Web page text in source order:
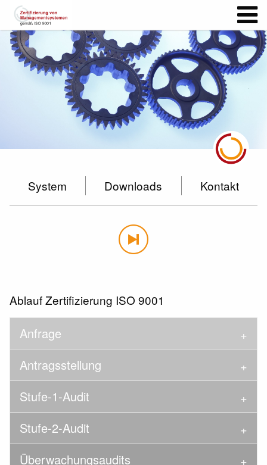
System Downloads Kontakt
Ablauf Zertifizierung ISO 9001
Anfrage
Antragsstellung
Stufe-1-Audit
Stufe-2-Audit
Überwachungsaudits